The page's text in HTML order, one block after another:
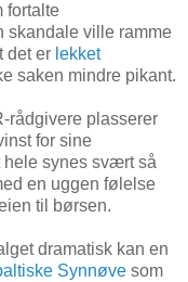
fortalte
skandale ville ramme
det er lekket
saken mindre pikant.
rådgivere plasserer
for sine
hele synes svært så
en uggen følelse
til børsen.
dramatisk kan en
Synnøve som